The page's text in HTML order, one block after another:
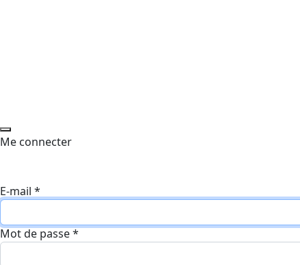
Me connecter
E-mail *
Mot de passe*